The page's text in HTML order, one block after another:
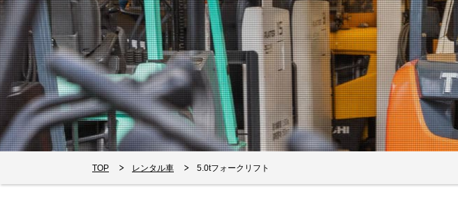
TOP レンタル車 5.0tフォークリフト